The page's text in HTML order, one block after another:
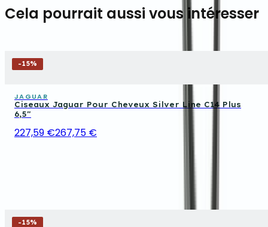
Cela pourrait aussi vous intéresser
-15%
JAGUAR
Ciseaux Jaguar Pour Cheveux Silver Line C14 Plus
6,5"
227,59 €267,75 €
-15%